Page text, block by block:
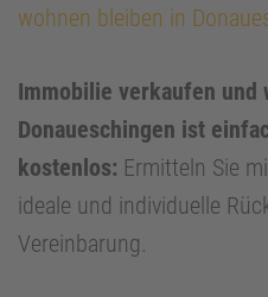
wohnen bleiben in
Immobilie verkaufen und
Donaueschingen ist
kostenlos: Ermitteln Sie
ideale und individuelle
Vereinbarung.